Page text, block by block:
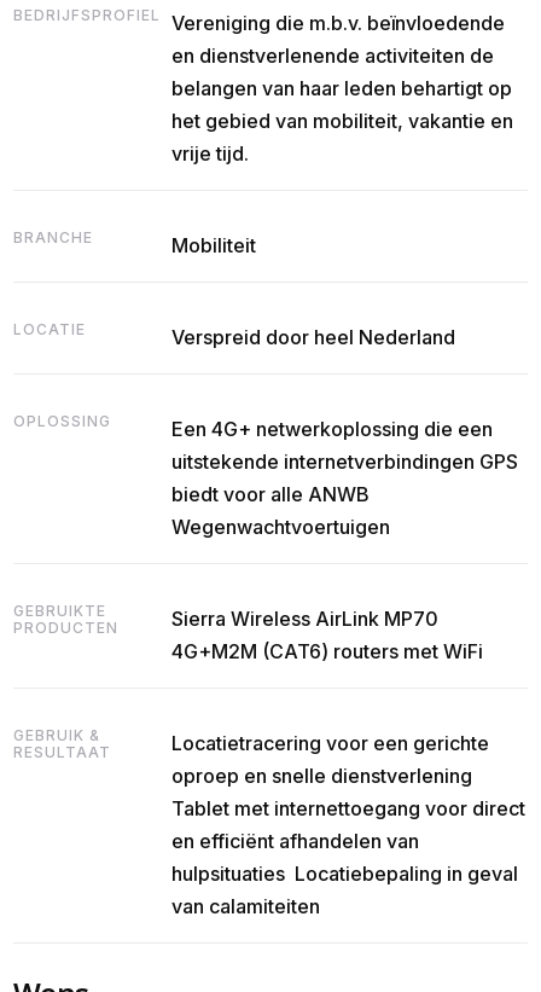
BEDRIJFSPROFIEL
Vereniging die m.b.v. beïnvloedende
en dienstverlenende activiteiten de
belangen van haar leden behartigt op
het gebied van mobiliteit, vakantie en
vrije tijd.
BRANCHE Mobiliteit
LOCATIE Verspreid door heel Nederland
OPLOSSING
Een 4G+ netwerkoplossing die een
uitstekende internetverbindingen GPS
biedt voor alle ANWB
Wegenwachtvoertuigen
GEBRUIKTE
PRODUCTEN
Sierra Wireless AirLink MP70
4G+M2M (CAT6) routers met WiFi
GEBRUIK &
RESULTAAT
Locatietracering voor een gerichte
oproep en snelle dienstverlening ‍
Tablet met internettoegang voor direct
en efficiënt afhandelen van
hulpsituaties ‍ Locatiebepaling in geval
van calamiteiten